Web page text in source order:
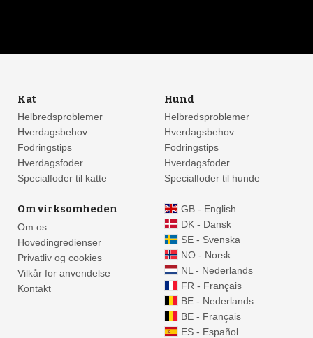
Kat
Helbredsproblemer
Hverdagsbehov
Fodringstips
Hverdagsfoder
Specialfoder til katte
Hund
Helbredsproblemer
Hverdagsbehov
Fodringstips
Hverdagsfoder
Specialfoder til hunde
Om virksomheden
Om os
Hovedingredienser
Privatliv og cookies
Vilkår for anvendelse
Kontakt
GB - English
DK - Dansk
SE - Svenska
NO - Norsk
NL - Nederlands
FR - Français
BE - Nederlands
BE - Français
ES - Español